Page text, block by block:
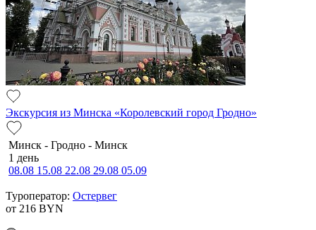
Экскурсия из Минска «Королевский город Гродно»
Минск - Гродно - Минск
1 день
08.08 15.08 22.08 29.08 05.09
Туроператор: Остервег
от 216 BYN